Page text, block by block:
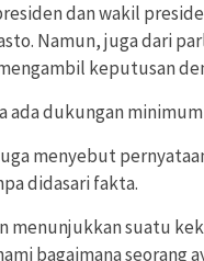
dan wakil
Namun, juga dari
keputusan
ada dukungan
menyebut
didasari fakta.
menunjukkan suatu
bagaimana seorang